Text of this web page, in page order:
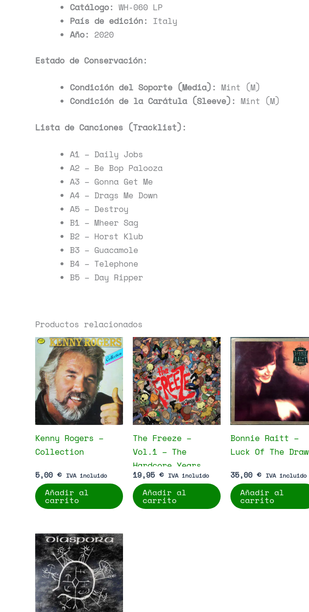
Catálogo: WH-060 LP
País de edición: Italy
Año: 2020
Estado de Conservación:
Condición del Soporte (Media): Mint (M)
Condición de la Carátula (Sleeve): Mint (M)
Lista de Canciones (Tracklist):
A1 – Daily Jobs
A2 – Be Bop Palooza
A3 – Gonna Get Me
A4 – Drags Me Down
A5 – Destroy
B1 – Mheer Sag
B2 – Horst Klub
B3 – Guacamole
B4 – Telephone
B5 – Day Ripper
Productos relacionados
Kenny Rogers –
Collection
5,00 € IVA incluido
Añadir al
carrito
The Freeze –
Vol.1 – The
Hardcore Years
19,95 € IVA incluido
Añadir al
carrito
Bonnie Raitt –
Luck Of The Draw
35,00 € IVA incluido
Añadir al
carrito